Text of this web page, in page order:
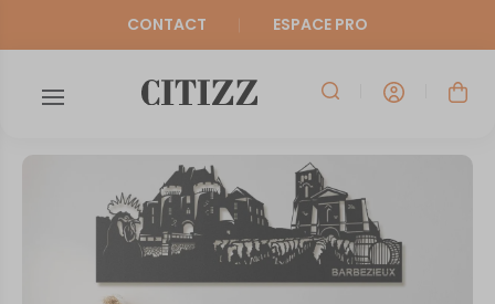
CONTACT ESPACE PRO